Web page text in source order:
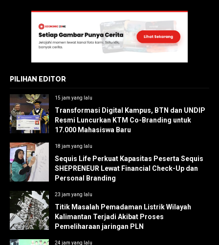
PILIHAN EDITOR
15 jam yang lalu
Transformasi Digital Kampus, BTN dan UNDIP
Resmi Luncurkan KTM Co-Branding untuk
17.000 Mahasiswa Baru
18 jam yang lalu
Sequis Life Perkuat Kapasitas Peserta Sequis
SHEPRENEUR Lewat Financial Check-Up dan
Personal Branding
23 jam yang lalu
Titik Masalah Pemadaman Listrik Wilayah
Kalimantan Terjadi Akibat Proses
Pemeliharaan jaringan PLN
24 jam yang lalu